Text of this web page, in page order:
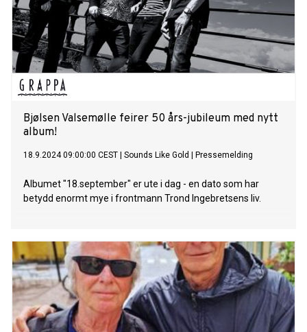
Bjølsen Valsemølle feirer 50 års-jubileum med nytt
album!
18.9.2024 09:00:00 CEST Sounds Like Gold Pressemelding
Albumet "18.september" er ute i dag - en dato som har
betydd enormt mye i frontmann Trond Ingebretsens liv.